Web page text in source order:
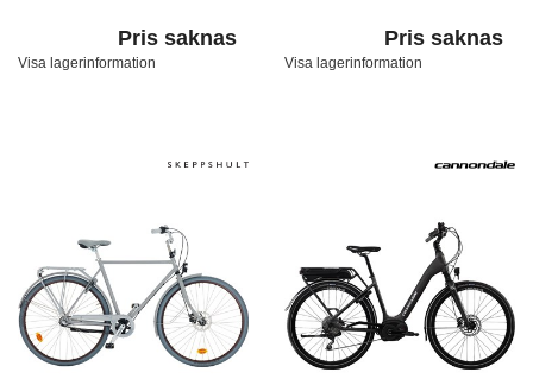
Pris saknas
Visa lagerinformation
Pris saknas
Visa lagerinformation